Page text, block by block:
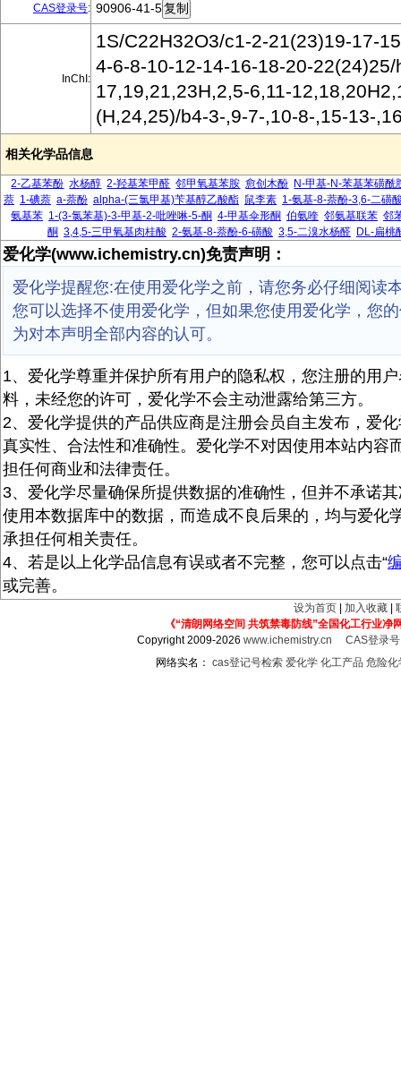
CAS登录号: 90906-41-5
InChI:
1S/C22H32O3/c1-2-21(23)19-17-
4-6-8-10-12-14-16-18-20-
17,19,21,23H,2,5-6,11-
(H,24,25)/b4-3-,9-7-,10-8-,15-13-
相关化学品信息
2-乙基苯酚 水杨醇 2-羟基苯甲醛 邻甲氧基苯胺 愈创木酚 N-甲基-N-苯基苯磺酰
萘 1-碘萘 a-萘酚 alpha-(三氯甲基)苄基醇乙酸酯 鼠李素 1-氨基-8-萘酚-3,6-二磺
氨基苯 1-(3-氯苯基)-3-甲基-2-吡唑啉-5-酮 4-甲基伞形酮 伯氨喹 邻氨基联苯 邻
酮 3,4,5-三甲氧基肉桂酸 2-氨基-8-萘酚-6-磺酸 3,5-二溴水杨醛 DL-扁桃
爱化学(www.ichemistry.cn)免责声明：
爱化学提醒您:在使用爱化学之前，请您务必仔细阅读
您可以选择不使用爱化学，但如果您使用爱化学，您
为对本声明全部内容的认可。
1、爱化学尊重并保护所有用户的隐私权，您注册的用
料，未经您的许可，爱化学不会主动泄露给第三方。
2、爱化学提供的产品供应商是注册会员自主发布，爱
真实性、合法性和准确性。爱化学不对因使用本站内容
担任何商业和法律责任。
3、爱化学尽量确保所提供数据的准确性，但并不承诺
使用本数据库中的数据，而造成不良后果的，均与爱化
承担任何相关责任。
4、若是以上化学品信息有误或者不完整，您可以点击“
或完善。
设为首页 加入收藏
《“清朗网络空间 共筑禁毒防线”全国化工行业净
Copyright 2009-2026www.ichemistry.cn
CAS登录
网络实名： cas登记号检索 爱化学 化工产品 危险化